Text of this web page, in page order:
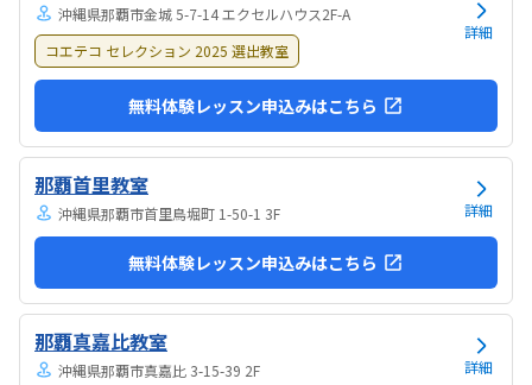
沖縄県那覇市金城 5-7-14 エクセルハウス2F-A
コエテコ セレクション 2025 選出教室
詳細
無料体験レッスン申込みはこちら
那覇首里教室
沖縄県那覇市首里鳥堀町 1-50-1 3F 詳細
無料体験レッスン申込みはこちら
那覇真嘉比教室
沖縄県那覇市真嘉比 3-15-39 2F 詳細